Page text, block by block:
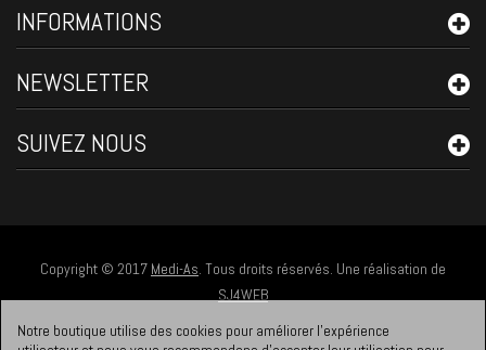
INFORMATIONS
NEWSLETTER
SUIVEZ NOUS
Copyright © 2017 Medi-As. Tous droits réservés. Une réalisation de
SJ4WEB
Notre boutique utilise des cookies pour améliorer l'expérience